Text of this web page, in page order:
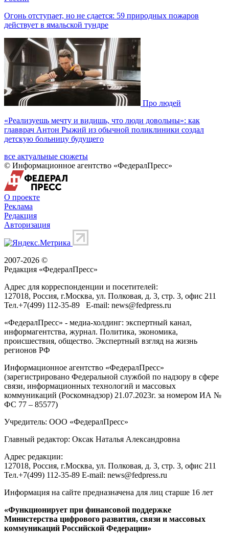
Огонь отступает, но не сдается: 59 природных пожаров
действует в ямальской тундре
Про людей
«Реализуешь мечту и видишь, что люди довольны»: как
главврач Антон Рыжий из обычной поликлиники создал
детскую больницу будущего
все актуальные сюжеты
© Информационное агентство «ФедералПресс»
О проекте
Реклама
Редакция
Авторизация
2007-2026 ©
Редакция «ФедералПресс»
Адрес для корреспонденции и посетителей:
127018, Россия, г.Москва, ул. Полковая, д. 3, стр. 3, офис 211
Тел.+7(499) 112-35-89 E-mail: news@fedpress.ru
«ФедералПресс» - медиа-холдинг: экспертный канал,
информагентства, журнал. Политика, экономика,
происшествия, общество. Экспертный взгляд на жизнь
регионов РФ
Информационное агентство «ФедералПресс»
(зарегистрировано Федеральной службой по надзору в сфере
связи, информационных технологий и массовых
коммуникаций (Роскомнадзор) 21.07.2023г. за номером ИА №
ФС 77 – 85577)
Учредитель: ООО «ФедералПресс»
Главный редактор: Оксак Наталья Александровна
Адрес редакции:
127018, Россия, г.Москва, ул. Полковая, д. 3, стр. 3, офис 211
Тел.+7(499) 112-35-89 E-mail: news@fedpress.ru
Информация на сайте предназначена для лиц старше 16 лет
«Функционирует при финансовой поддержке
Министерства цифрового развития, связи и массовых
коммуникаций Российской Федерации»